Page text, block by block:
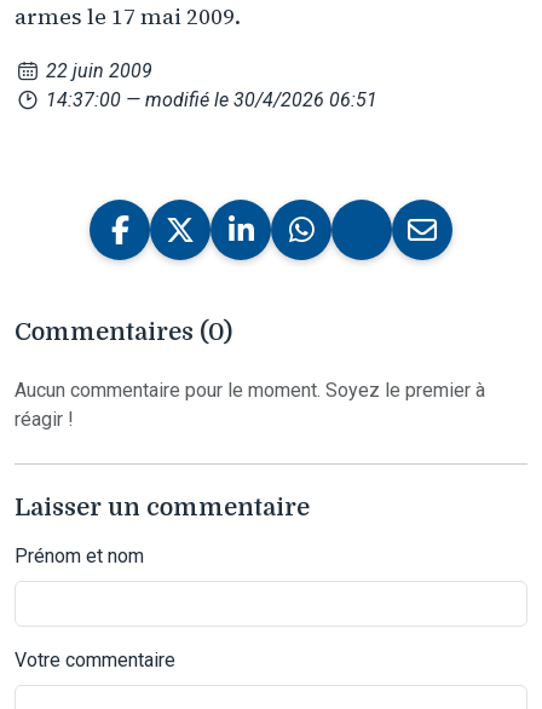
armes le 17 mai 2009.
22 juin 2009
14:37:00 — modifié le 30/4/2026 06:51
Commentaires (0)
Aucun commentaire pour le moment. Soyez le premier à
réagir !
Laisser un commentaire
Prénom et nom
Votre commentaire